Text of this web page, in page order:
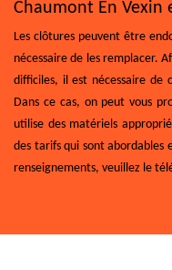
Chaumont En Vexin
Les clôtures peuvent être
nécessaire de les remplacer.
difficiles, il est nécessaire de
Dans ce cas, on peut vous
utilise des matériels
des tarifs qui sont abordables
renseignements, veuillez le